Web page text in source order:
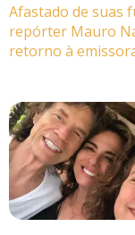
Afastado de suas
repórter Mauro
retorno à